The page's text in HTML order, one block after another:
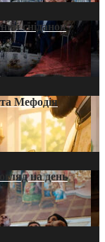
сніданок
Мефодія
на день